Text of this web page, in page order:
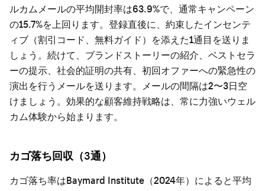
ルカムメールの平均開封率は63.9%で、通常キャンペーン
の15.7%を上回ります。登録直後に、約束したインセンテ
ィブ（割引コード、無料ガイド）を添えた1通目を送りま
しょう。続けて、ブランドストーリーの紹介、ベストセラ
ーの提示、社会的証明の共有、初回オファーへの緊急性の
演出を行うメールを送ります。メールの間隔は2〜3日空
けましょう。効果的な顧客維持戦略は、常に力強いウェル
カム体験から始まります。
カゴ落ち回収（3通）
カゴ落ち率はBaymard Institute（2024年）によると平均